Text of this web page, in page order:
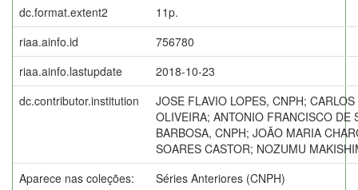
dc.format.extent2
11p.
riaa.ainfo.id
756780
riaa.ainfo.lastupdate
2018-10-23
dc.contributor.institution
JOSE FLAVIO LOPES, CNPH;
OLIVEIRA; ANTONIO FRANCISCO DE
BARBOSA, CNPH; JOÃO MARIA
SOARES CASTOR; NOZUMU
Aparece nas coleções:
Séries Anteriores (CNPH)